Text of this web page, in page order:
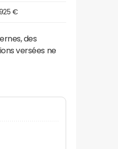
€
des
versées ne